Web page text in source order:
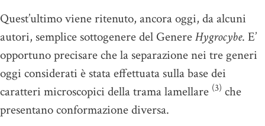
Quest’ultimo viene ritenuto, ancora oggi, da alcuni
autori, semplice sottogenere del GenereHygrocybe. E’
opportuno precisare che la separazione nei tre generi
oggi considerati è stata effettuata sulla base dei
caratteri microscopici della trama lamellare (3) che
presentano conformazione diversa.